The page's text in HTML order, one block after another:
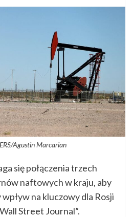
Agustin Marcarian
się połączenia trzech
naftowych w kraju, aby
na kluczowy dla Rosji
Street Journal”.